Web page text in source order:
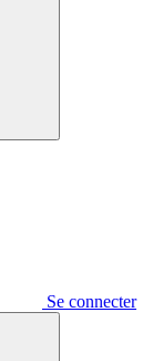
Se connecter